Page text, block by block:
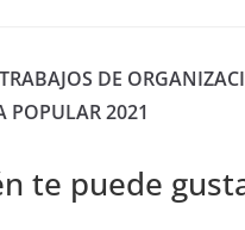
DE
POPULAR 2021
te puede